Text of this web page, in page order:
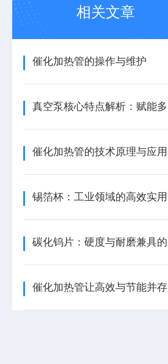
相关文章
催化加热管的操作与维护
催化加热管让高效与节能并存